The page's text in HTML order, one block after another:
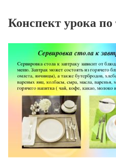
Конспект урока